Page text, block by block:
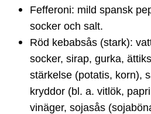
Fefferoni: mild spansk
socker och salt.
Röd kebabsås (stark):
socker, sirap, gurka,
stärkelse (potatis, korn),
kryddor (bl. a. vitlök,
vinäger, sojasås